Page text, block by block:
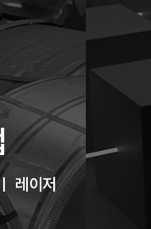
레이저
을
∙